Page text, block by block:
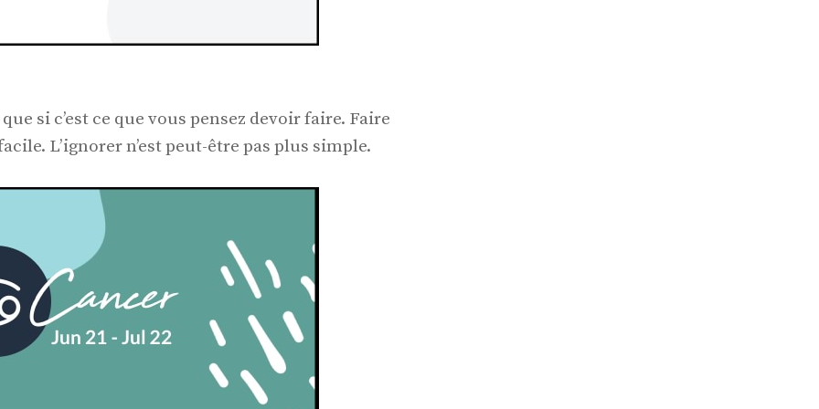
si c’est ce que vous pensez devoir faire. Faire
L’ignorer n’est peut-être pas plus simple.